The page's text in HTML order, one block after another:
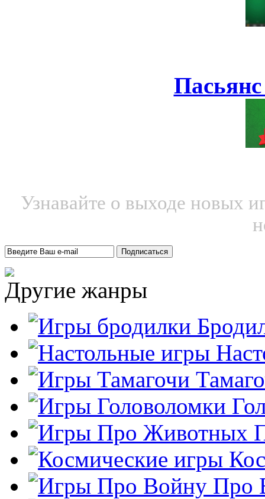
Узнавайте о выходе новых
Другие жанры
Про